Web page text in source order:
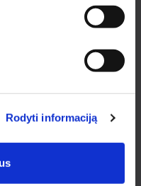
Rodyti informaciją
620 49931